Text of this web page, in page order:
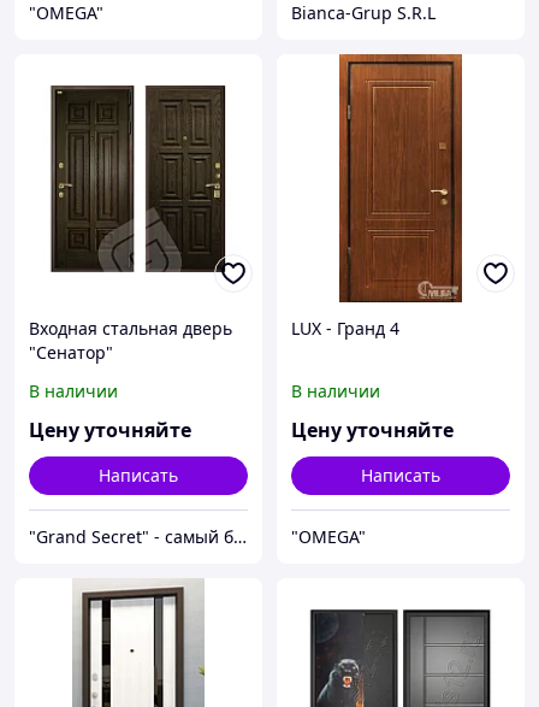
"OMEGA" Bianca-Grup S.R.L
Входная стальная дверь
"Сенатор"
В наличии
Цену уточняйте
Написать
"Grand Secret" - cамый большой специализированный Showroom в Молдове
LUX - Гранд 4
В наличии
Цену уточняйте
Написать
"OMEGA"